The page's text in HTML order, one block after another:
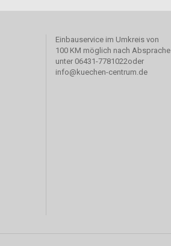
Einbauservice im Umkreis von
100 KM möglich nach Absprache
unter 06431-7781022oder
info@kuechen-centrum.de